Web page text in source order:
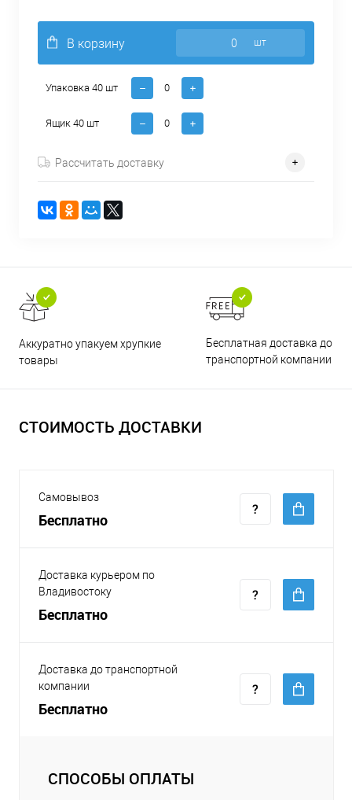
В корзину шт
Упаковка 40 шт
Ящик 40 шт
Рассчитать доставку
Аккуратно упакуем хрупкие
товары
Бесплатная доставка до
транспортной компании
СТОИМОСТЬ ДОСТАВКИ
Самовывоз
Бесплатно
Доставка курьером по
Владивостоку
Бесплатно
Доставка до транспортной
компании
Бесплатно
СПОСОБЫ ОПЛАТЫ